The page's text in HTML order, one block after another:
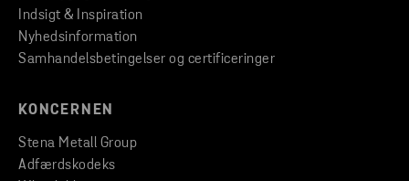
Indsigt & Inspiration
Nyhedsinformation
Samhandelsbetingelser og certificeringer
KONCERNEN
Stena Metall Group
Adfærdskodeks